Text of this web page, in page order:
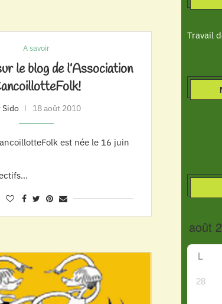
A savoir
le blog de l’Association
Sido 18 août 2010
est née le 16 juin
Travail
L
28